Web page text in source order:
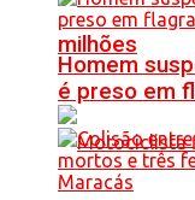
milhões
Homem
é preso em